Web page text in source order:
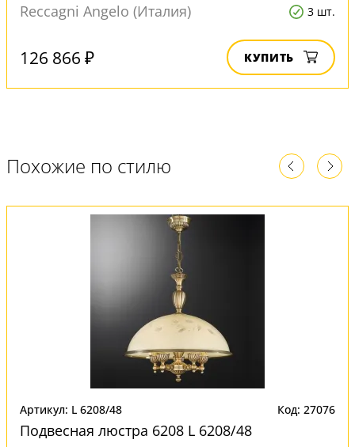
Reccagni Angelo (Италия) 3 шт.
126 866 ₽ КУПИТЬ
Похожие по стилю
Артикул: L 6208/48 Код: 27076
Подвесная люстра 6208 L 6208/48